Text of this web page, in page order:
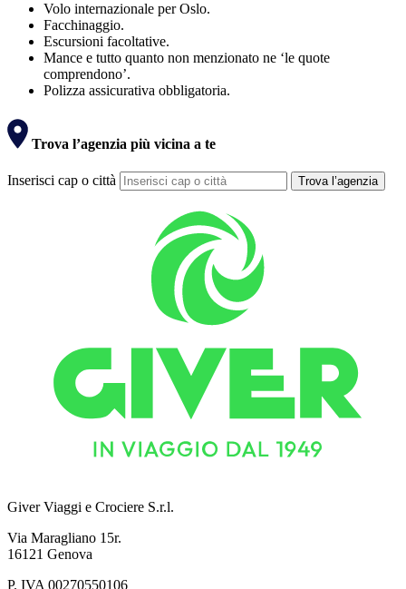
Volo internazionale per Oslo.
Facchinaggio.
Escursioni facoltative.
Mance e tutto quanto non menzionato ne ‘le quote
comprendono’.
Polizza assicurativa obbligatoria.
Trova l’agenzia più vicina a te
Inserisci cap o città Trova l’agenzia
Giver Viaggi e Crociere S.r.l.
Via Maragliano 15r.
16121 Genova
P. IVA 00270550106